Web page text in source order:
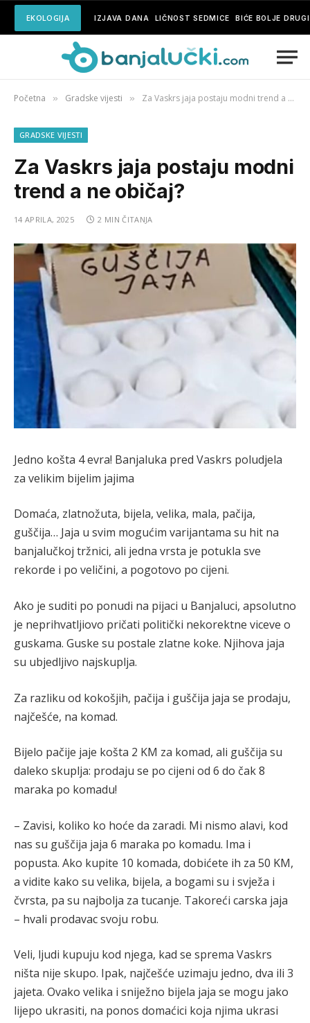
EKOLOGIJA IZJAVA DANA LIČNOST SEDMICE BIĆE BOLJE
Početna » Gradske vijesti » Za Vaskrs jaja postaju modni trend a ne običaj?
GRADSKE VIJESTI
Za Vaskrs jaja postaju modni
trend a ne običaj?
14 APRILA, 2025 2 MIN ČITANJA
Jedno košta 4 evra! Banjaluka pred Vaskrs poludjela
za velikim bijelim jajima
Domaća, zlatnožuta, bijela, velika, mala, pačija,
guščija… Jaja u svim mogućim varijantama su hit na
banjalučkoj tržnici, ali jedna vrsta je potukla sve
rekorde i po veličini, a pogotovo po cijeni.
Ako je suditi po ponudi na pijaci u Banjaluci, apsolutno
je neprihvatljiovo pričati politički nekorektne viceve o
guskama. Guske su postale zlatne koke. Njihova jaja
su ubjedljivo najskuplja.
Za razliku od kokošjih, pačija i guščija jaja se prodaju,
najčešće, na komad.
Bijelo pačije jaje košta 2 KM za komad, ali guščija su
daleko skuplja: prodaju se po cijeni od 6 do čak 8
maraka po komadu!
– Zavisi, koliko ko hoće da zaradi. Mi nismo alavi, kod
nas su guščija jaja 6 maraka po komadu. Ima i
popusta. Ako kupite 10 komada, dobićete ih za 50 KM,
a vidite kako su velika, bijela, a bogami su i svježa i
čvrsta, pa su najbolja za tucanje. Takoreći carska jaja
– hvali prodavac svoju robu.
Veli, ljudi kupuju kod njega, kad se sprema Vaskrs
ništa nije skupo. Ipak, najčešće uzimaju jedno, dva ili 3
jajeta. Ovako velika i sniježno bijela jaja se mogu jako
lijepo ukrasiti, na ponos domaćici koja njima ukrasi